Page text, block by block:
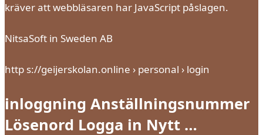
kräver att webbläsaren har JavaScript påslagen.
NitsaSoft in Sweden AB
http s://geijerskolan.online › personal › login
inloggning Anställningsnummer
Lösenord Logga in Nytt …